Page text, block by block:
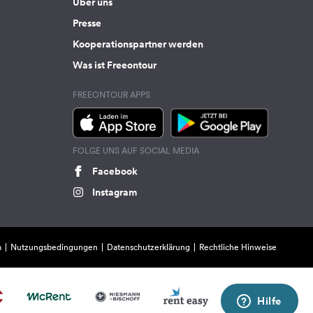
Presse
Kooperationspartner werden
Was ist Freeontour
FREEONTOUR APPS
FOLGE UNS AUF SOCIAL MEDIA
Facebook
Instagram
Nutzungsbedingungen Datenschutzerklärung Rechtliche Hinweise
Hilfe